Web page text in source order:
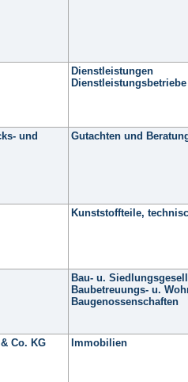
Dienstleistungen
Dienstleistungsbetriebe
und
Gutachten und
Kunststoffteile,
Bau- u.
Baubetreuungs- u.
Baugenossenschaften
Co. KG
Immobilien